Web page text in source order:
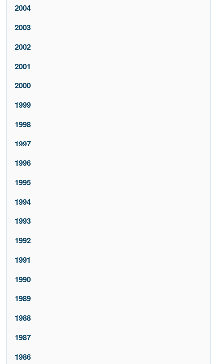
2004
2003
2002
2001
2000
1999
1998
1997
1996
1995
1994
1993
1992
1991
1990
1989
1988
1987
1986